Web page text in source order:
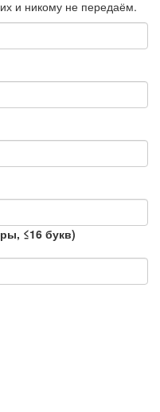
и никому не передаём.
≤16 букв)